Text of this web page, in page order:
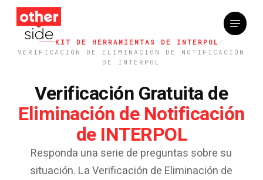
Saltar
contenido
principal
Menú
KIT DE HERRAMIENTAS DE INTERPOL /
VERIFICACIÓN DE ELIMINACIÓN DE NOTIFICACIÓN
DE INTERPOL
Verificación Gratuita de
Eliminación de Notificación
de INTERPOL
Responda una serie de preguntas sobre su
situación. La Verificación de Eliminación de